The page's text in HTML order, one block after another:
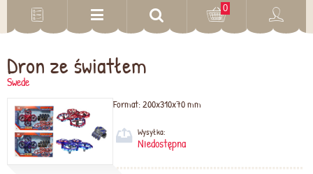
0
Dron ze światłem
Swede
Format:200x310x70 mm
Wysyłka:
Niedostępna